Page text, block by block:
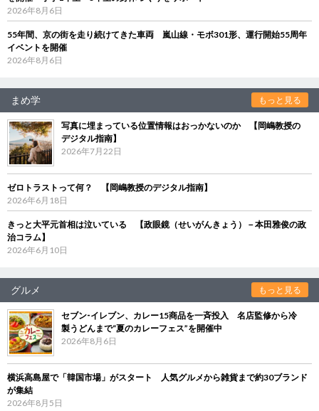
2026年8月6日
55年間、京の街を走り続けてきた車両 嵐山線・モボ301形、運行開始55周年
イベントを開催
2026年8月6日
まめ学 もっと見る
写真に埋まっている位置情報はおっかないのか 【岡嶋教授の
デジタル指南】
2026年7月22日
ゼロトラストって何？ 【岡嶋教授のデジタル指南】
2026年6月18日
きっと大平元首相は泣いている 【政眼鏡（せいがんきょう）－本田雅俊の政
治コラム】
2026年6月10日
グルメ もっと見る
セブン‐イレブン、カレー15商品を一斉投入 名店監修から冷
製うどんまで“夏のカレーフェス”を開催中
2026年8月6日
横浜高島屋で「韓国市場」がスタート 人気グルメから雑貨まで約30ブランド
が集結
2026年8月5日